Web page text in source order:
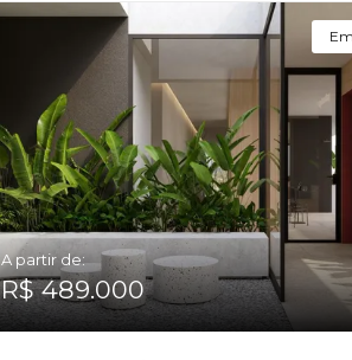
A partir de:
R$ 489.000